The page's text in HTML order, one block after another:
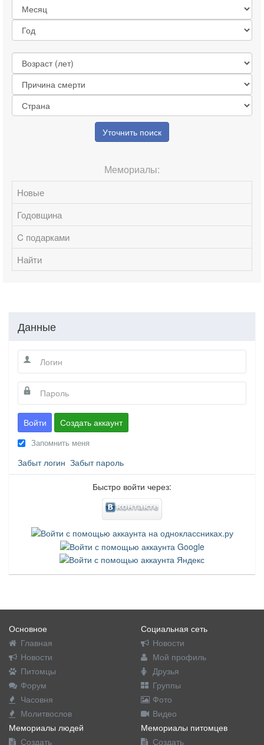
Уточнить поиск
Мемориалы:
Новые
Годовщина
C подарками
Найти
Данные
Войти Создать аккаунт
Запомнить меня
Забыт логин Забыт пароль
Быстро войти через:
Основное
Главная
Новости
Питомцы
Форум
Часовня
Молитвослов
Социальная сеть
Новости
Мой профиль
Друзья
Группы
Фото
Видео
Мемориалы людей
Создать
Мемориалы питомцев
Создать